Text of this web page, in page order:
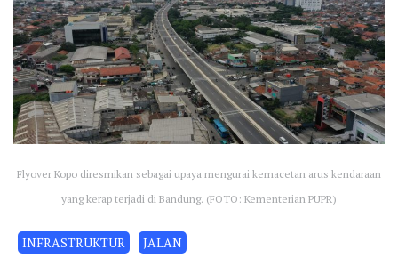
Flyover Kopo diresmikan sebagai upaya mengurai kemacetan arus kendaraan
yang kerap terjadi di Bandung. (FOTO: Kementerian PUPR)
INFRASTRUKTUR JALAN